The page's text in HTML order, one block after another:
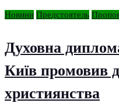
Новини Предстоятель
Духовна
Київ промовив
християнства